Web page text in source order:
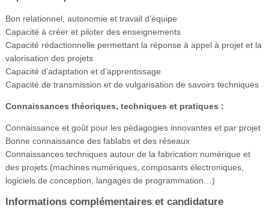
Bon relationnel, autonomie et travail d’équipe
Capacité à créer et piloter des enseignements
Capacité rédactionnelle permettant la réponse à appel à projet et la
valorisation des projets
Capacité d’adaptation et d’apprentissage
Capacité de transmission et de vulgarisation de savoirs techniques
Connaissances théoriques, techniques et pratiques :
Connaissance et goût pour les pédagogies innovantes et par projet
Bonne connaissance des fablabs et des réseaux
Connaissances techniques autour de la fabrication numérique et
des projets (machines numériques, composants électroniques,
logiciels de conception, langages de programmation…)
Informations complémentaires et candidature